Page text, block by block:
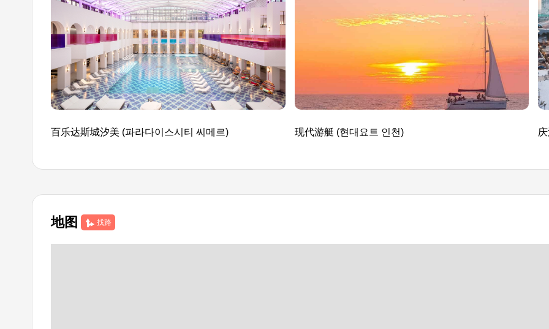
百乐达斯城汐美 (파라다이스시티 씨메르) 现代游艇 (현대요트 인천)
地图 找路